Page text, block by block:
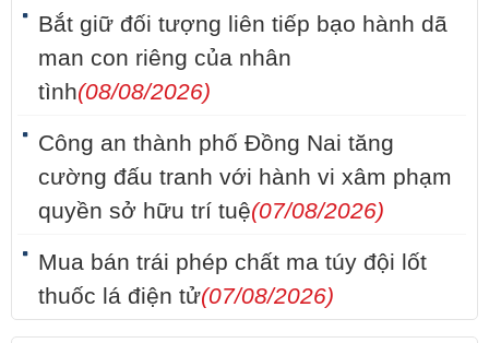
Bắt giữ đối tượng liên tiếp bạo hành dã
man con riêng của nhân
tình(08/08/2026)
Công an thành phố Đồng Nai tăng
cường đấu tranh với hành vi xâm phạm
quyền sở hữu trí tuệ(07/08/2026)
Mua bán trái phép chất ma túy đội lốt
thuốc lá điện tử(07/08/2026)